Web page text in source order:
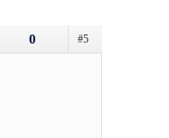
#5
0